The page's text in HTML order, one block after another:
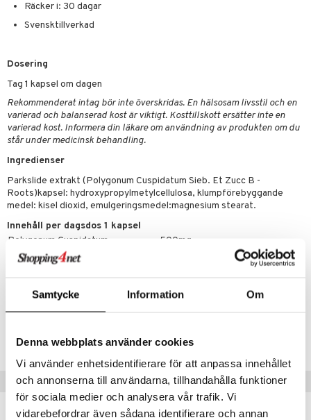
Samtycke Information Om
Denna webbplats använder cookies
Vi använder enhetsidentifierare för att anpassa innehållet
och annonserna till användarna, tillhandahålla funktioner
för sociala medier och analysera vår trafik. Vi
vidarebefordrar även sådana identifierare och annan
Räcker i: 30 dagar
Svensktillverkad
Dosering
Tag 1 kapsel om dagen
Rekommenderat intag bör inte överskridas. En hälsosam livsstil och en
varierad och balanserad kost är viktigt. Kosttillskott ersätter inte en
varierad kost. Informera din läkare om användning av produkten om du
står under medicinsk behandling.
Ingredienser
Parkslide extrakt (Polygonum Cuspidatum Sieb. Et Zucc B -
Roots)kapsel: hydroxypropylmetylcellulosa, klumpförebyggande
medel: kisel dioxid, emulgeringsmedel:magnesium stearat.
Innehåll per dagsdos 1 kapsel
Polygonum Cuspidatum
500mg
-varav elementärt trans-resveratrol
Artikelnr
Lägsta pris senaste 30 dagarna: 136 kr
Populära produkter